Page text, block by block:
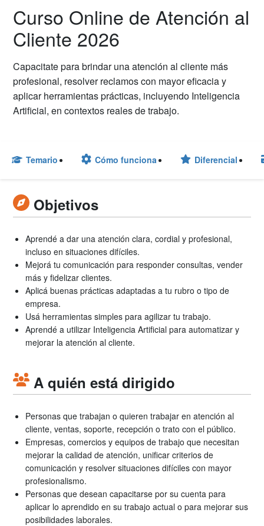
Curso Online de Atención al
Cliente 2026
Capacitate para brindar una atención al cliente más
profesional, resolver reclamos con mayor eficacia y
aplicar herramientas prácticas, incluyendo Inteligencia
Artificial, en contextos reales de trabajo.
Temario Cómo funciona Diferencial
Objetivos
Aprendé a dar una atención clara, cordial y profesional,
incluso en situaciones difíciles.
Mejorá tu comunicación para responder consultas, vender
más y fidelizar clientes.
Aplicá buenas prácticas adaptadas a tu rubro o tipo de
empresa.
Usá herramientas simples para agilizar tu trabajo.
Aprendé a utilizar Inteligencia Artificial para automatizar y
mejorar la atención al cliente.
A quién está dirigido
Personas que trabajan o quieren trabajar en atención al
cliente, ventas, soporte, recepción o trato con el público.
Empresas, comercios y equipos de trabajo que necesitan
mejorar la calidad de atención, unificar criterios de
comunicación y resolver situaciones difíciles con mayor
profesionalismo.
Personas que desean capacitarse por su cuenta para
aplicar lo aprendido en su trabajo actual o para mejorar sus
posibilidades laborales.